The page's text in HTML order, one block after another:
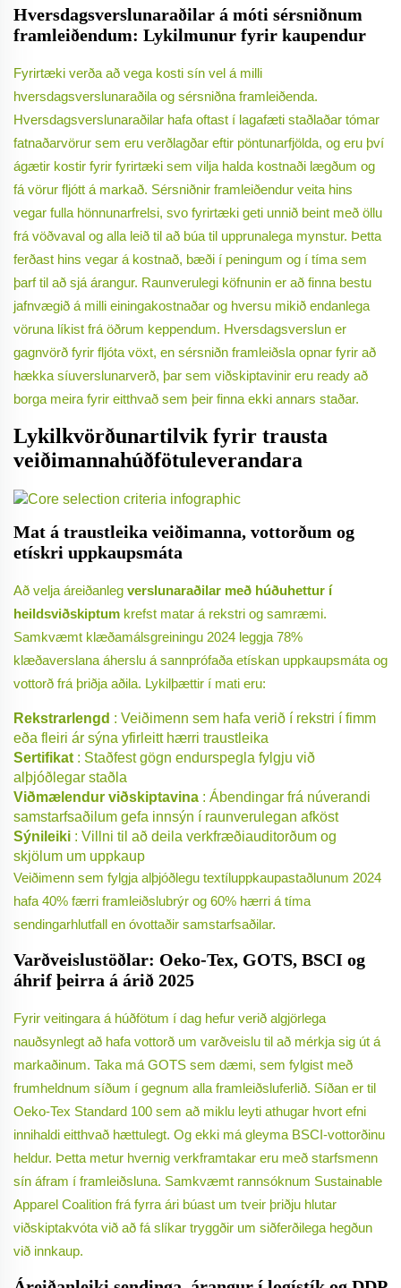
Hversdagsverslunaraðilar á móti sérsniðnum
framleiðendum: Lykilmunur fyrir kaupendur
Fyrirtæki verða að vega kosti sín vel á milli
hversdagsverslunaraðila og sérsniðna framleiðenda.
Hversdagsverslunaraðilar hafa oftast í lagafæti staðlaðar tómar
fatnaðarvörur sem eru verðlagðar eftir pöntunarfjölda, og eru því
ágætir kostir fyrir fyrirtæki sem vilja halda kostnaði lægðum og
fá vörur fljótt á markað. Sérsniðnir framleiðendur veita hins
vegar fulla hönnunarfrelsi, svo fyrirtæki geti unnið beint með öllu
frá vöðvaval og alla leið til að búa til upprunalega mynstur. Þetta
ferðast hins vegar á kostnað, bæði í peningum og í tíma sem
þarf til að sjá árangur. Raunverulegi köfnunin er að finna bestu
jafnvægið á milli einingakostnaðar og hversu mikið endanlega
vöruna líkist frá öðrum keppendum. Hversdagsverslun er
gagnvörð fyrir fljóta vöxt, en sérsniðn framleiðsla opnar fyrir að
hækka síuverslunarverð, þar sem viðskiptavinir eru ready að
borga meira fyrir eitthvað sem þeir finna ekki annars staðar.
Lykilkvörðunartilvik fyrir trausta
veiðimannahúðfötuleverandara
Mat á traustleika veiðimanna, vottorðum og
etískri uppkaupsmáta
Að velja áreiðanleg verslunaraðilar með húðuhettur í
heildsviðskiptum krefst matar á rekstri og samræmi.
Samkvæmt klæðamálsgreiningu 2024 leggja 78%
klæðaverslana áherslu á sannprófaða etískan uppkaupsmáta og
vottorð frá þriðja aðila. Lykilþættir í mati eru:
Rekstrarlengd : Veiðimenn sem hafa verið í rekstri í fimm
eða fleiri ár sýna yfirleitt hærri traustleika
Sertifikat : Staðfest gögn endurspegla fylgju við
alþjóðlegar staðla
Viðmælendur viðskiptavina : Ábendingar frá núverandi
samstarfsaðilum gefa innsýn í raunverulegan afköst
Sýnileiki : Villni til að deila verkfræðiauditorðum og
skjölum um uppkaup
Veiðimenn sem fylgja alþjóðlegu textíluppkaupastaðlunum 2024
hafa 40% færri framleiðslubrýr og 60% hærri á tíma
sendingarhlutfall en óvottaðir samstarfsaðilar.
Varðveislustöðlar: Oeko-Tex, GOTS, BSCI og
áhrif þeirra á árið 2025
Fyrir veitingara á húðfötum í dag hefur verið algjörlega
nauðsynlegt að hafa vottorð um varðveislu til að mérkja sig út á
markaðinum. Taka má GOTS sem dæmi, sem fylgist með
frumheldnum síðum í gegnum alla framleiðsluferlið. Síðan er til
Oeko-Tex Standard 100 sem að miklu leyti athugar hvort efni
innihaldi eitthvað hættulegt. Og ekki má gleyma BSCI-vottorðinu
heldur. Þetta metur hvernig verkframtakar eru með starfsmenn
sín áfram í framleiðsluna. Samkvæmt rannsóknum Sustainable
Apparel Coalition frá fyrra ári búast um tveir þriðju hlutar
viðskiptakvóta við að fá slíkar tryggðir um siðferðilega hegðun
við innkaup.